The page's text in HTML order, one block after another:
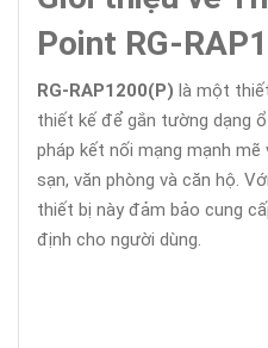
Point RG-
RG-RAP1200(P) là một
thiết kế để gắn tường dạng
pháp kết nối mạng mạnh
sạn, văn phòng và căn hộ.
thiết bị này đảm bảo cung
định cho người dùng.